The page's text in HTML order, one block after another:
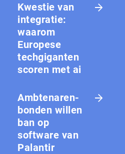
Kwestie van
integratie:
waarom
Europese
techgiganten
scoren met ai
Amb­te­na­ren­
bon­den willen
ban op
software van
Palantir